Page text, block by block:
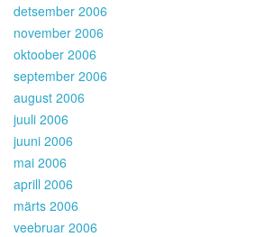
detsember 2006
november 2006
oktoober 2006
september 2006
august 2006
juuli 2006
juuni 2006
mai 2006
aprill 2006
märts 2006
veebruar 2006